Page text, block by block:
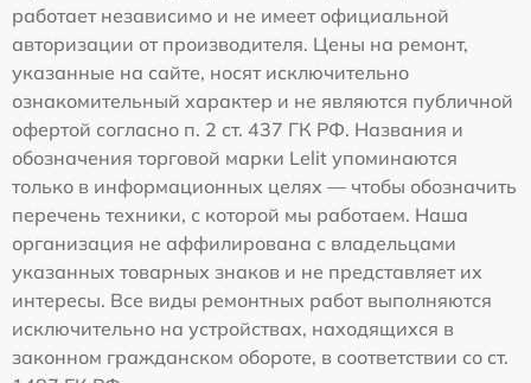
работает независимо и не имеет официальной
авторизации от производителя. Цены на ремонт,
указанные на сайте, носят исключительно
ознакомительный характер и не являются публичной
офертой согласно п. 2 ст. 437 ГК РФ. Названия и
обозначения торговой марки Lelit упоминаются
только в информационных целях — чтобы обозначить
перечень техники, с которой мы работаем. Наша
организация не аффилирована с владельцами
указанных товарных знаков и не представляет их
интересы. Все виды ремонтных работ выполняются
исключительно на устройствах, находящихся в
законном гражданском обороте, в соответствии со ст.